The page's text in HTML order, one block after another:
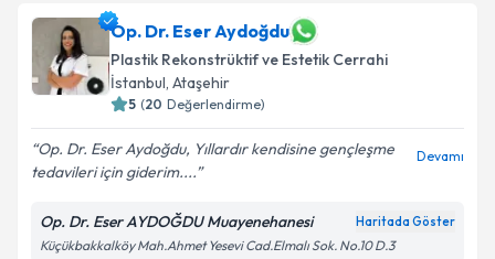
Op. Dr. Eser Aydoğdu
Plastik Rekonstrüktif ve Estetik Cerrahi
İstanbul, Ataşehir
5 (20 Değerlendirme)
Op. Dr. Eser Aydoğdu, Yıllardır kendisine gençleşme
tedavileri için giderim....
Devamı
Op. Dr. Eser AYDOĞDU Muayenehanesi Haritada Göster
Küçükbakkalköy Mah.Ahmet Yesevi Cad.Elmalı Sok. No.10 D.3